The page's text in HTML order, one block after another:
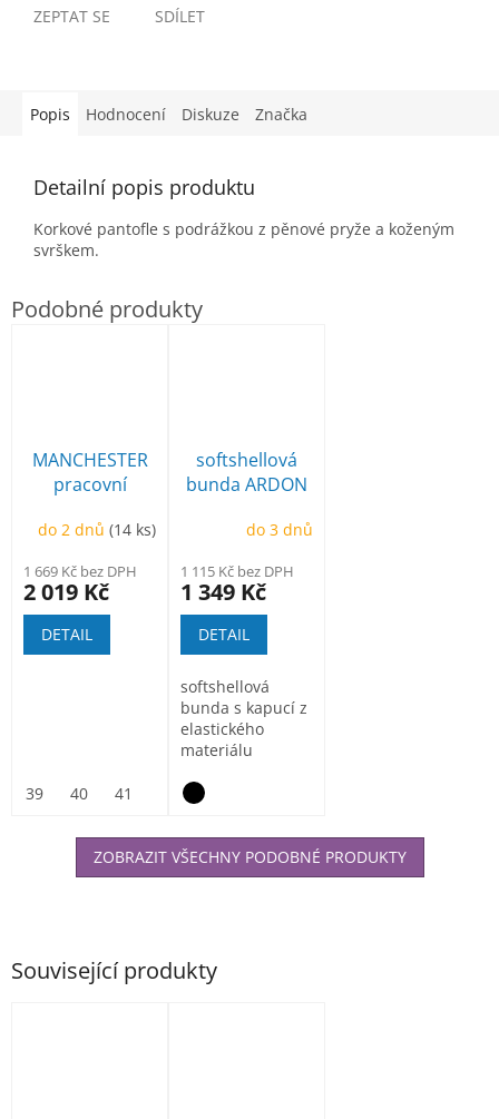
ZEPTAT SE SDÍLET
Související produkty
Popis Hodnocení Diskuze Značka
Detailní popis produktu
Korkové pantofle s podrážkou z pěnové pryže a koženým
svrškem.
MANCHESTER
pracovní
do 2 dnů(14 ks)
1 669 Kč bez DPH
2 019 Kč
DETAIL
39 40 41 43
softshellová
bunda ARDON
do 3 dnů
1 115 Kč bez DPH
1 349 Kč
DETAIL
softshellová
bunda s kapucí z
elastického
materiálu
vnitřní část...
ZOBRAZIT VŠECHNY PODOBNÉ PRODUKTY